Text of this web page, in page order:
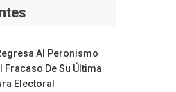
Al Peronismo
Fracaso De Su Última
Electoral